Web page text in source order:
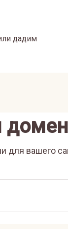
дадим
для вашего